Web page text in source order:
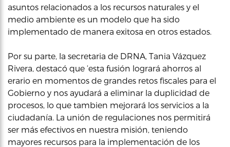
asuntos relacionados a los recursos naturales y el
medio ambiente es un modelo que ha sido
implementado de manera exitosa en otros estados.
Por su parte, la secretaria de DRNA, Tania Vázquez
Rivera, destacó que ‘esta fusión logrará ahorros al
erario en momentos de grandes retos fiscales para el
Gobierno y nos ayudará a eliminar la duplicidad de
procesos, lo que tambien mejorará los servicios a la
ciudadanía. La unión de regulaciones nos permitirá
ser más efectivos en nuestra misión, teniendo
mayores recursos para la implementación de los